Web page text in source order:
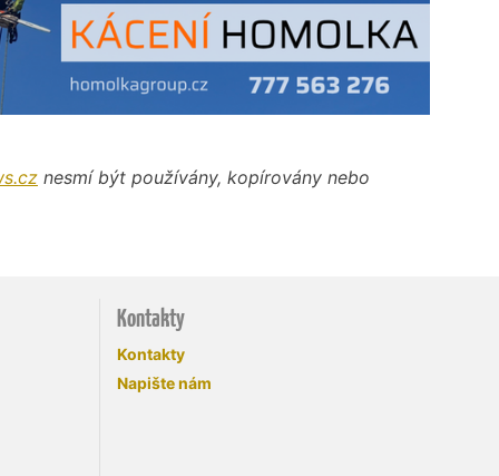
nesmí být používány, kopírovány nebo
Kontakty
Kontakty
Napište nám